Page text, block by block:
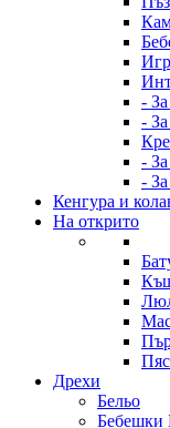
-
-
-
-
Кенгура и
На открито
Дрехи
Бельо
Бебешки